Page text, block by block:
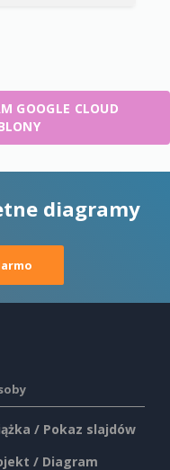
GOOGLE CLOUD
diagramy
/ Pokaz slajdów
/ Diagram